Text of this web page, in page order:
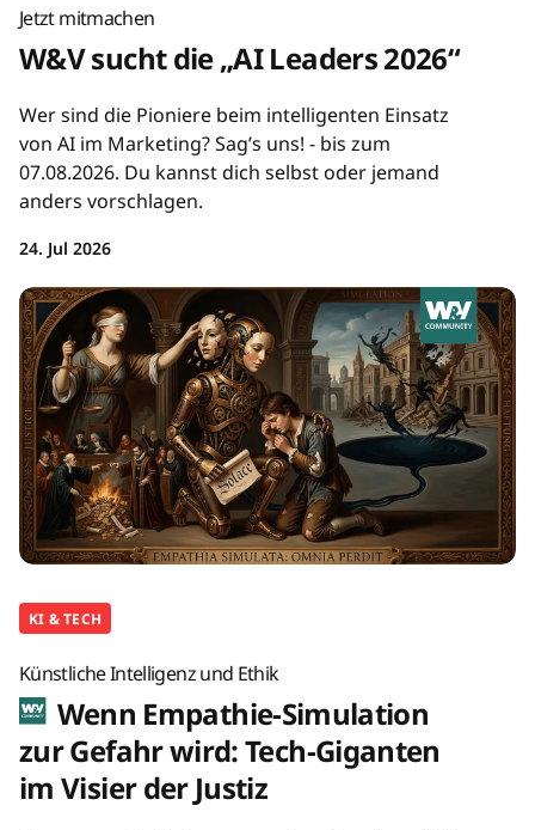
Jetzt mitmachen
W&V sucht die „AI Leaders 2026“
Wer sind die Pioniere beim intelligenten Einsatz
von AI im Marketing? Sag’s uns! - bis zum
07.08.2026. Du kannst dich selbst oder jemand
anders vorschlagen.
24. Jul 2026
KI & TECH
Künstliche Intelligenz und Ethik
Wenn Empathie-Simulation
zur Gefahr wird: Tech-Giganten
im Visier der Justiz